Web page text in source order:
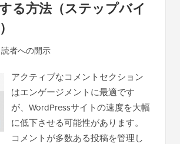
る方法（ステップバイ
読者への開示
アクティブなコメントセクション
はエンゲージメントに最適です
が、WordPressサイトの速度を大幅
に低下させる可能性があります。
コメントが多数ある投稿を管理し